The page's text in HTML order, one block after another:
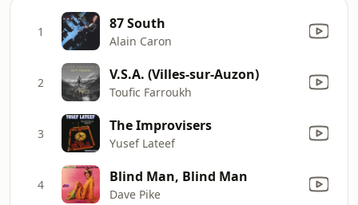
1 87 South
Alain Caron
2 V.S.A. (Villes-sur-Auzon)
Toufic Farroukh
3 The Improvisers
Yusef Lateef
4 Blind Man, Blind Man
Dave Pike